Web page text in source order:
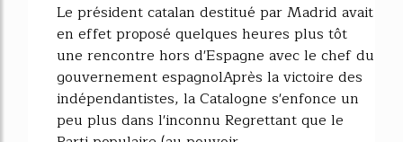
Le président catalan destitué par Madrid avait
en effet proposé quelques heures plus tôt
une rencontre hors d'Espagne avec le chef du
gouvernement espagnolAprès la victoire des
indépendantistes, la Catalogne s'enfonce un
peu plus dans l'inconnu Regrettant que le